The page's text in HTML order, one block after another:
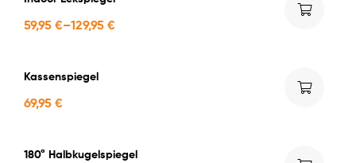
59,95 €–129,95 €
Kassenspiegel
69,95 €
180° Halbkugelspiegel